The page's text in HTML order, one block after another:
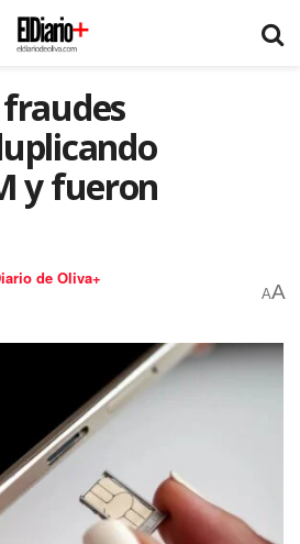
y fueron
de Oliva+
AA